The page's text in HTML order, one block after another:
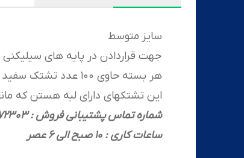
سایز متوسط
جهت قراردادن در پایه های
هر بسته حاوی 100 عدد تشتک سفید با مواد درجه 1 میباشد
این تشتکهای دارای لبه هستن که
شماره تماس پشتیبانی فروش : 09125172303
ساعات کاری : 10 صبح الی 6 عصر